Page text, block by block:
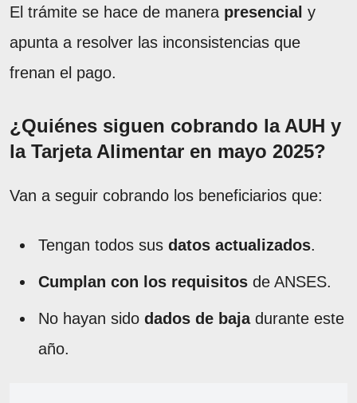
El trámite se hace de manera presencial y
apunta a resolver las inconsistencias que
frenan el pago.
¿Quiénes siguen cobrando la AUH y
la Tarjeta Alimentar en mayo 2025?
Van a seguir cobrando los beneficiarios que:
Tengan todos sus datos actualizados.
Cumplan con los requisitos de ANSES.
No hayan sido dados de bajadurante este
año.